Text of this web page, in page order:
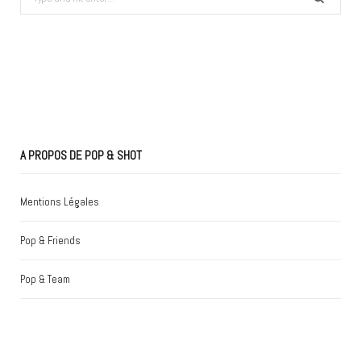
for:
A PROPOS DE POP & SHOT
Mentions Légales
Pop & Friends
Pop & Team